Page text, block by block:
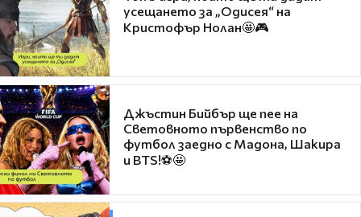
усещането за „Одисея“ на
Кристофър Нолан🤩🎮
Джъстин Бийбър ще пее на
Световното първенство по
футбол заедно с Мадона, Шакира
и BTS!⚽🤩